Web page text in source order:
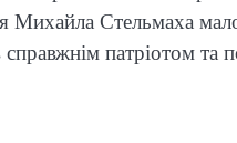
Михайла Стельмаха
патріотом та